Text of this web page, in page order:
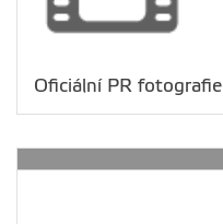
Oficiální PR fotografie